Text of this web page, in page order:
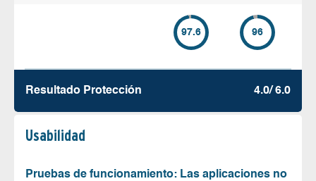
97.6 96
Resultado Protección 4.0/ 6.0
Usabilidad
Pruebas de funcionamiento: Las aplicaciones no